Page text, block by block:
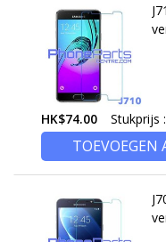
HK$74.00 Stukprijs
TOEVOEGEN